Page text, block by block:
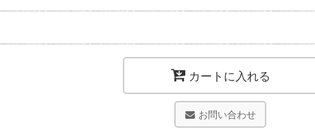
カートに入れる
お問い合わせ